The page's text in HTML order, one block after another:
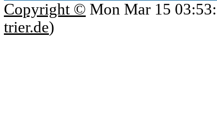
Copyright © Mon Mar 15
trier.de)